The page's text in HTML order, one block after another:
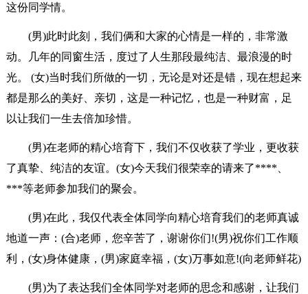
这份同学情。
(男)此时此刻，我们俩和大家的心情是一样的，非常激
动。几年的同窗生活，度过了人生那段最纯洁、最浪漫的时
光。 (女)当时我们所做的一切，无论是对还是错，现在想起来
都是那么的美好、亲切，这是一种记忆，也是一种财富，足
以让我们一生去倍加珍惜。
(男)在老师的精心培育下，我们不仅收获了学业，更收获
了真挚、纯洁的友谊。(女)今天我们很荣幸的请来了****、
***等老师参加我们的聚会。
(男)在此，我仅代表全体同学向精心培育我们的老师真诚
地道一声：(合)老师，您辛苦了，谢谢你们!(男)祝你们工作顺
利，(女)身体健康，(男)家庭幸福，(女)万事如意!(向老师鲜花)
(男)为了表达我们全体同学对老师的思念和感谢，让我们